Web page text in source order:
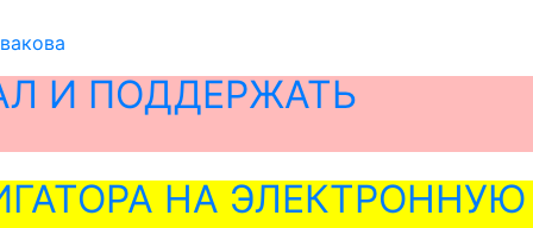
И ПОДДЕРЖАТЬ
НА ЭЛЕКТРОННУЮ